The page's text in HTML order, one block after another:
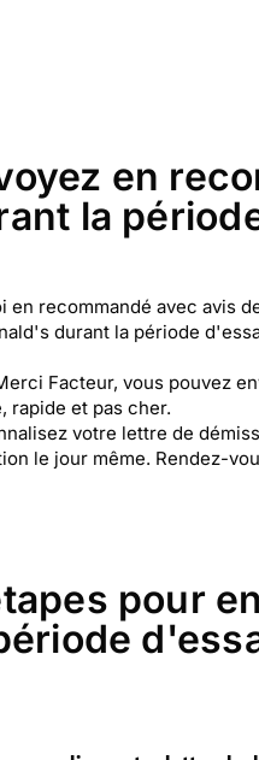
en
la
en recommandé avec avis
durant la période
Facteur, vous pouvez
rapide et pas cher.
votre lettre de
le jour même. Rendez-
pour